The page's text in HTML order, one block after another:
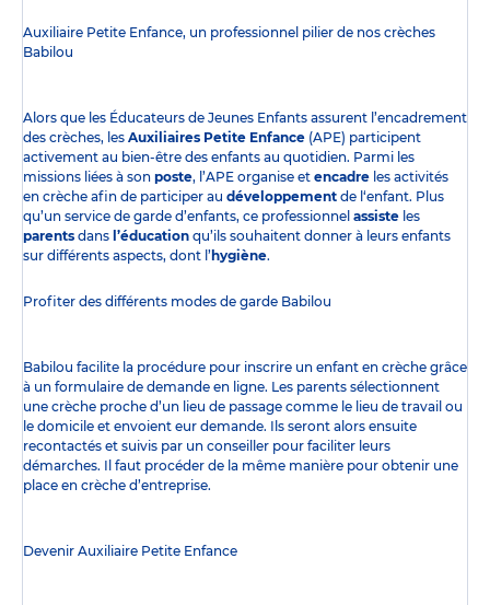
Auxiliaire Petite Enfance, un professionnel pilier de nos crèches
Babilou
Alors que les Éducateurs de Jeunes Enfants assurent l’encadrement
des crèches, les Auxiliaires Petite Enfance (APE) participent
activement au bien-être des enfants au quotidien. Parmi les
missions liées à son poste, l’APE organise et encadre les activités
en crèche afin de participer au développement de l‘enfant. Plus
qu’un service de garde d’enfants, ce professionnel assiste les
parents dans l’éducation qu’ils souhaitent donner à leurs enfants
sur différents aspects, dont l’ hygiène.
Profiter des différents modes de garde Babilou
Babilou facilite la procédure pour inscrire un enfant en crèche grâce
à un formulaire de demande en ligne. Les parents sélectionnent
une crèche proche d’un lieu de passage comme le lieu de travail ou
le domicile et envoient eur demande. Ils seront alors ensuite
recontactés et suivis par un conseiller pour faciliter leurs
démarches. Il faut procéder de la même manière pour obtenir une
place en crèche d’entreprise.
Devenir Auxiliaire Petite Enfance